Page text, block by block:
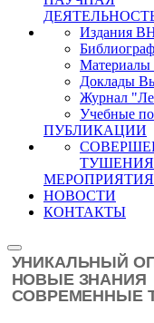
Издания
Материалы
Доклады
Журнал
Учебные
ПУБЛИКАЦИИ
МЕРОПРИЯТИЯ
НОВОСТИ
КОНТАКТЫ